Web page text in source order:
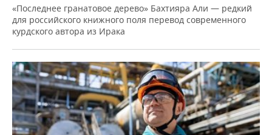
«Последнее гранатовое дерево» Бахтияра Али — редкий
для российского книжного поля перевод современного
курдского автора из Ирака